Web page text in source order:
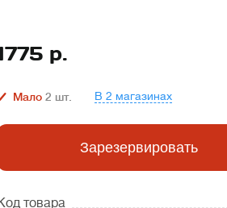
р.
Мало 2 шт. В 2 магазинах
Зарезервировать
товара